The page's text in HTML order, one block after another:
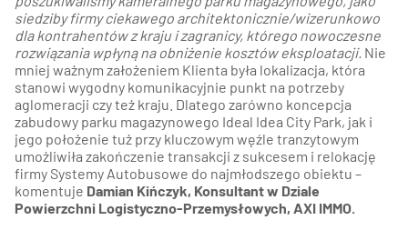
siedziby firmy ciekawego architektonicznie/wizerunkowo
dla kontrahentów z kraju i zagranicy, którego nowoczesne
rozwiązania wpłyną na obniżenie kosztów eksploatacji. Nie
mniej ważnym założeniem Klienta była lokalizacja, która
stanowi wygodny komunikacyjnie punkt na potrzeby
aglomeracji czy też kraju. Dlatego zarówno koncepcja
zabudowy parku magazynowego Ideal Idea City Park, jak i
jego położenie tuż przy kluczowym węźle tranzytowym
umożliwiła zakończenie transakcji z sukcesem i relokację
firmy Systemy Autobusowe do najmłodszego obiektu –
komentuje Damian Kińczyk, Konsultant w Dziale
Powierzchni Logistyczno-Przemysłowych, AXI IMMO.